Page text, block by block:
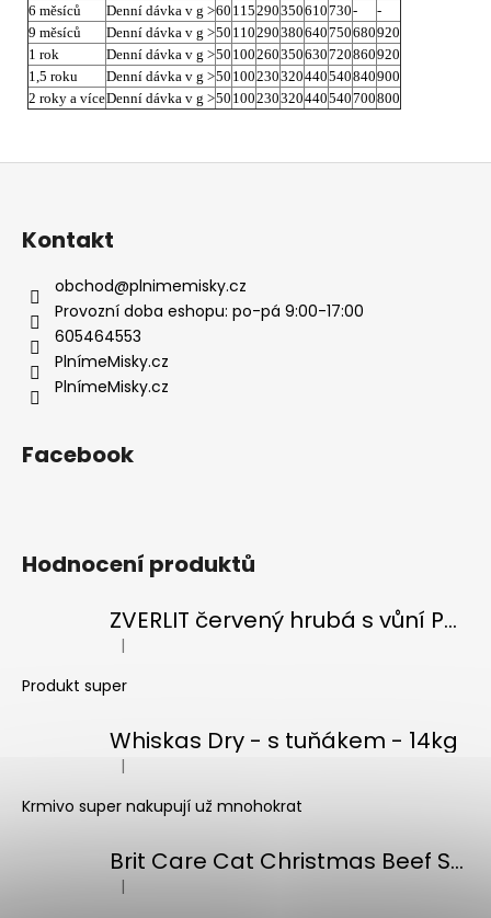
6 měsíců
Denní dávka v g >60 115290350610730-
-
9 měsíců
Denní dávka v g >50 110290380640750680920
1 rok
Denní dávka v g >50 100260350630720860920
1,5 roku
Denní dávka v g >50 100230320440540840900
2 roky a víceDenní dávka v g >50 100230320440540700800
Z
Kontakt
obchod@plnimemisky.cz
Provozní doba eshopu: po-pá 9:00-17:00
605464553
PlnímeMisky.cz
PlnímeMisky.cz
Facebook
Hodnocení produktů
ZVERLIT červený hrubá s vůní Podestýlka kočka 10kg
Hodnocení produktu je 5 z 5 hvězdiček.
|
Produkt super
Whiskas Dry - s tuňákem - 14kg
Hodnocení produktu je 5 z 5 hvězdiček.
|
Krmivo super nakupují už mnohokrat
Brit Care Cat Christmas Beef Soup 75g
Hodnocení produktu je 5 z 5 hvězdiček.
|